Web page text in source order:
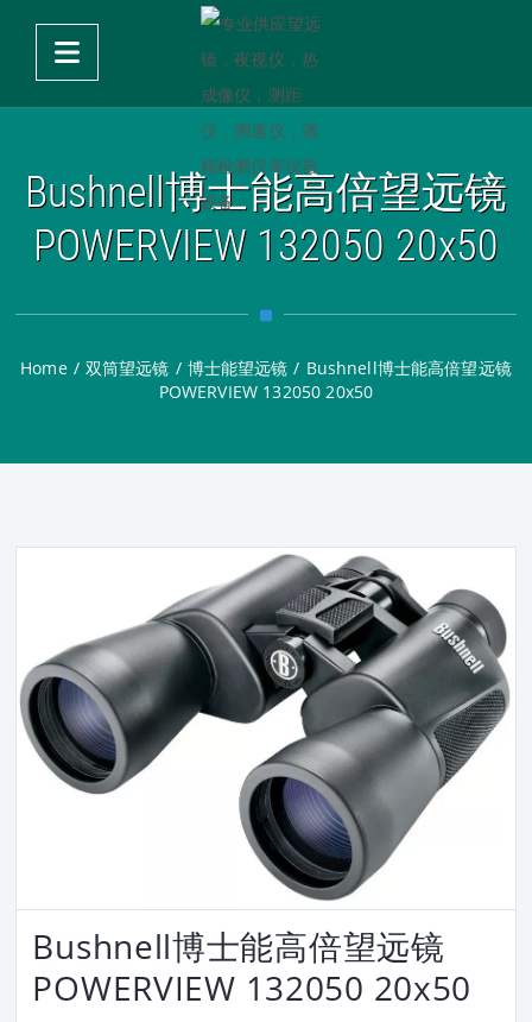
Bushnell博士能高倍望远镜
POWERVIEW 132050 20x50
Home / 双筒望远镜 / 博士能望远镜 / Bushnell博士能高倍望远镜
POWERVIEW 132050 20x50
Bushnell博士能高倍望远镜
POWERVIEW 132050 20x50